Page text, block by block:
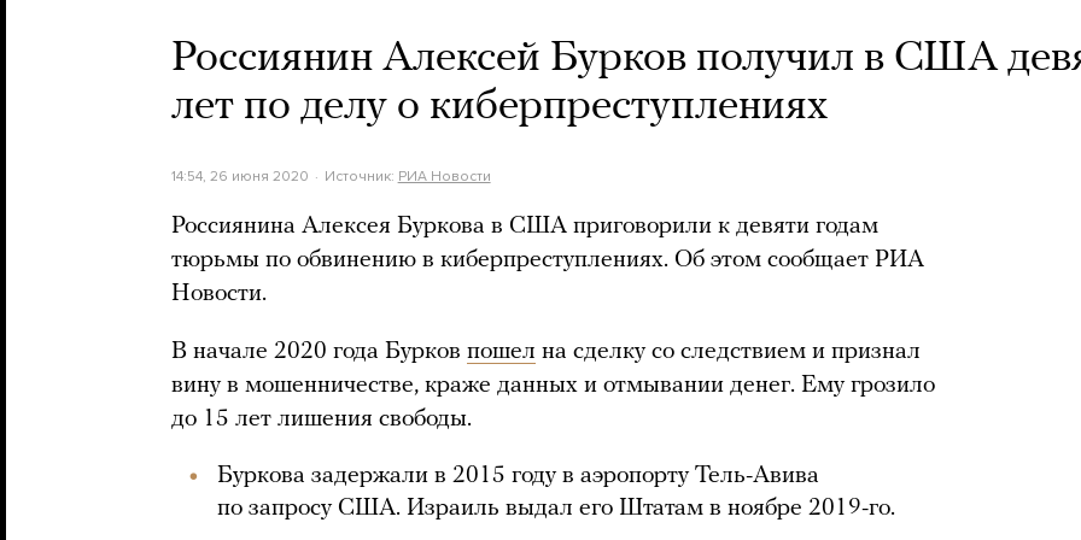
Россиянин Алексей Бурков получил в США
лет по делу о киберпреступлениях
14:54, 26 июня 2020 Источник: РИА Новости
Россиянина Алексея Буркова в США приговорили к девяти годам
тюрьмы по обвинению в киберпреступлениях. Об этом сообщает РИА
Новости.
В начале 2020 года Бурков пошел на сделку со следствием и признал
вину в мошенничестве, краже данных и отмывании денег. Ему грозило
до 15 лет лишения свободы.
Буркова задержали в 2015 году в аэропорту Тель-Авива
по запросу США. Израиль выдал его Штатам в ноябре 2019-го.